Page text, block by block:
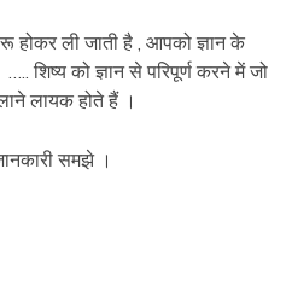
होकर ली जाती है , आपको ज्ञान के
शिष्य को ज्ञान से परिपूर्ण करने में जो
लायक होते हैं ।
समझे ।